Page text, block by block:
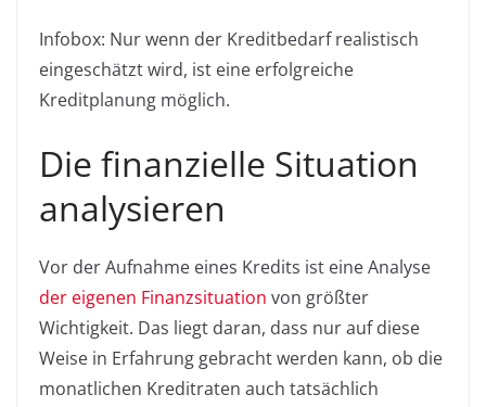
Infobox: Nur wenn der Kreditbedarf realistisch
eingeschätzt wird, ist eine erfolgreiche
Kreditplanung möglich.
Die finanzielle Situation
analysieren
Vor der Aufnahme eines Kredits ist eine Analyse
der eigenen Finanzsituation von größter
Wichtigkeit. Das liegt daran, dass nur auf diese
Weise in Erfahrung gebracht werden kann, ob die
monatlichen Kreditraten auch tatsächlich